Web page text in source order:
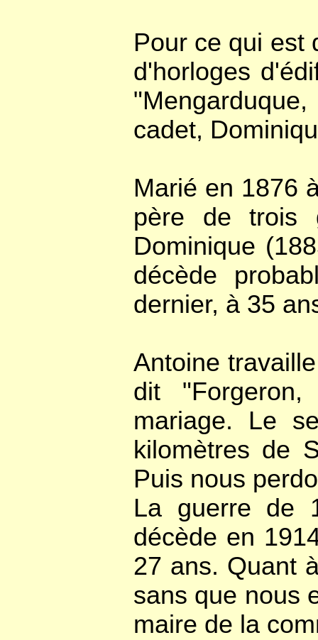
Pour ce qui est
d'horloges
cadet,
Marié en 1876
père de trois
Dominique
décède
dernier, à 35
Antoine
dit
mariage. Le
kilomètres de
Puis nous
La guerre de
décède en
27 ans. Quant
sans que nous
maire de la